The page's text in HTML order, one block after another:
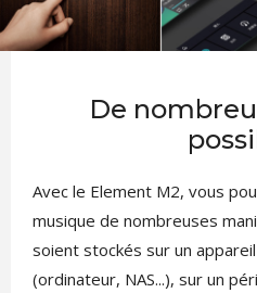
De
Avec le Element M2, vous
musique de nombreuses
soient stockés sur un
(ordinateur, NAS...), sur un